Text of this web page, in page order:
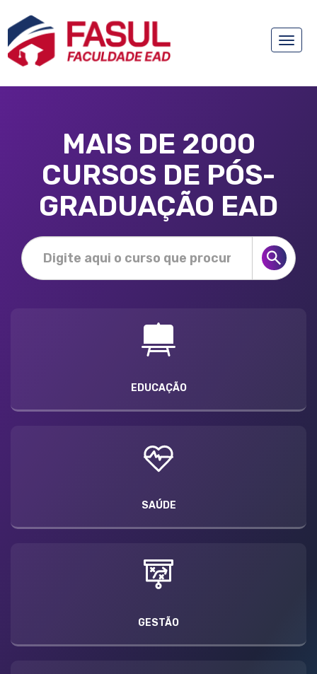
Toggle
MAIS DE 2000
CURSOS DE PÓS-
GRADUAÇÃO EAD
EDUCAÇÃO
SAÚDE
GESTÃO